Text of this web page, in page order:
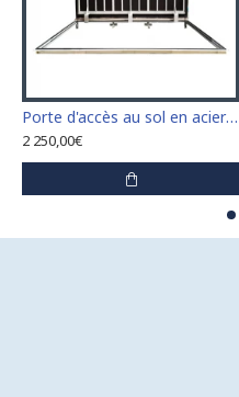
Porte d'accès au sol en acier inoxydable 120 cm x 120 cm pour intérieur et extérieur
2 250,00€